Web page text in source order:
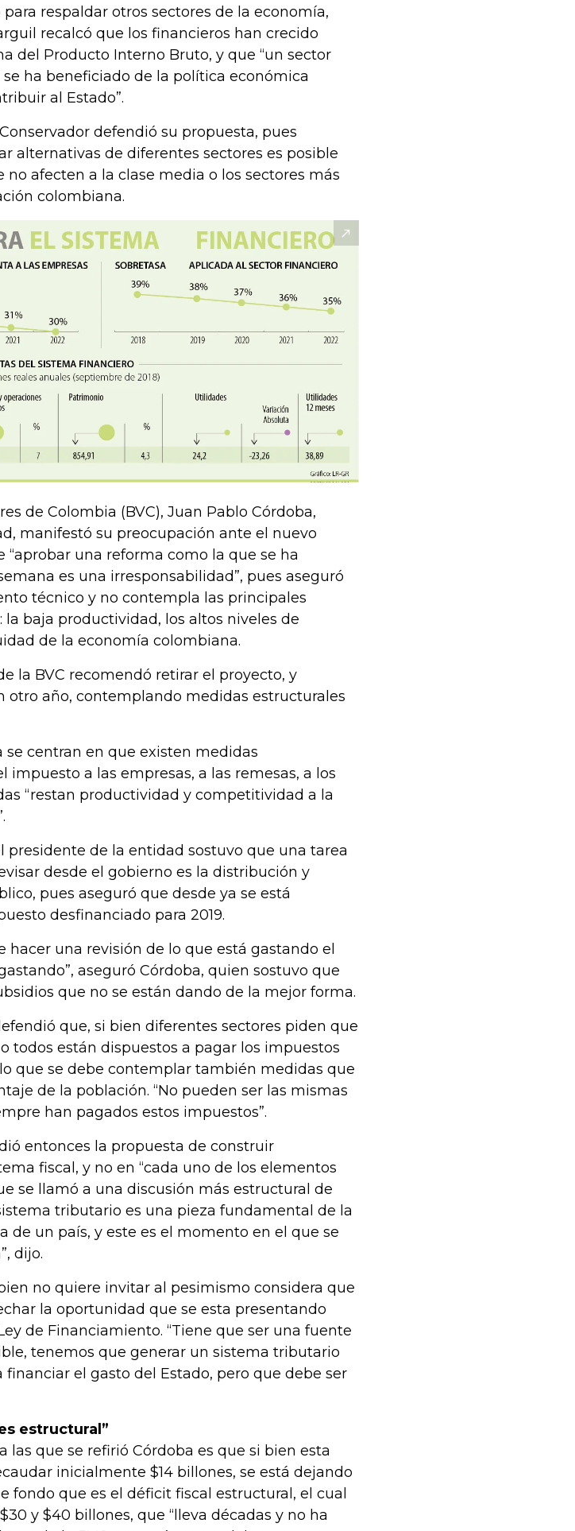
respaldar otros sectores de la economía,
recalcó que los financieros han crecido
del Producto Interno Bruto, y que “un sector
ha beneficiado de la política económica
al Estado”.
defendió su propuesta, pues
alternativas de diferentes sectores es posible
afecten a la clase media o los sectores más
colombiana.
de Colombia (BVC), Juan Pablo Córdoba,
manifestó su preocupación ante el nuevo
“aprobar una reforma como la que se ha
es una irresponsabilidad”, pues aseguró
técnico y no contempla las principales
baja productividad, los altos niveles de
de la economía colombiana.
la BVC recomendó retirar el proyecto, y
otro año, contemplando medidas estructurales
se centran en que existen medidas
impuesto a las empresas, a las remesas, a los
“restan productividad y competitividad a la
presidente de la entidad sostuvo que una tarea
desde el gobierno es la distribución y
pues aseguró que desde ya se está
desfinanciado para 2019.
hacer una revisión de lo que está gastando el
aseguró Córdoba, quien sostuvo que
que no se están dando de la mejor forma.
que, si bien diferentes sectores piden que
todos están dispuestos a pagar los impuestos
que se debe contemplar también medidas que
de la población. “No pueden ser las mismas
han pagados estos impuestos”.
entonces la propuesta de construir
fiscal, y no en “cada uno de los elementos
se llamó a una discusión más estructural de
tributario es una pieza fundamental de la
de un país, y este es el momento en el que se
dijo.
no quiere invitar al pesimismo considera que
la oportunidad que se esta presentando
de Financiamiento. “Tiene que ser una fuente
tenemos que generar un sistema tributario
financiar el gasto del Estado, pero que debe ser
estructural”
las que se refirió Córdoba es que si bien esta
inicialmente $14 billones, se está dejando
fondo que es el déficit fiscal estructural, el cual
y $40 billones, que “lleva décadas y no ha